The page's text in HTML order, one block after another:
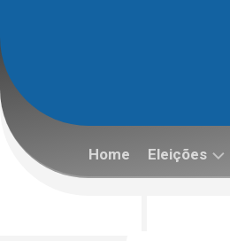
content
Home Eleições